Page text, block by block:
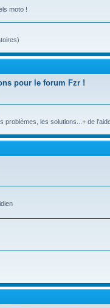
moto !
pour le forum Fzr !
les solutions...+ de